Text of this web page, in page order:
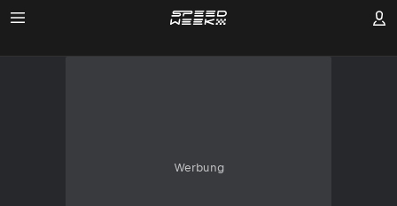
Werbung